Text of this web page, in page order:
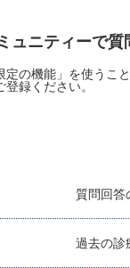
ュニティーで質
定の機能」を使うこ
録ください。
質問回答
過去の診